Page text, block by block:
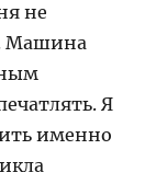
не
Машина
Я
именно